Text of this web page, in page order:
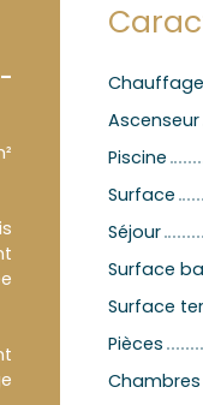
Chauffage
Ascenseur
Piscine
Surface
Séjour
Surface
Surface
Pièces
Chambres